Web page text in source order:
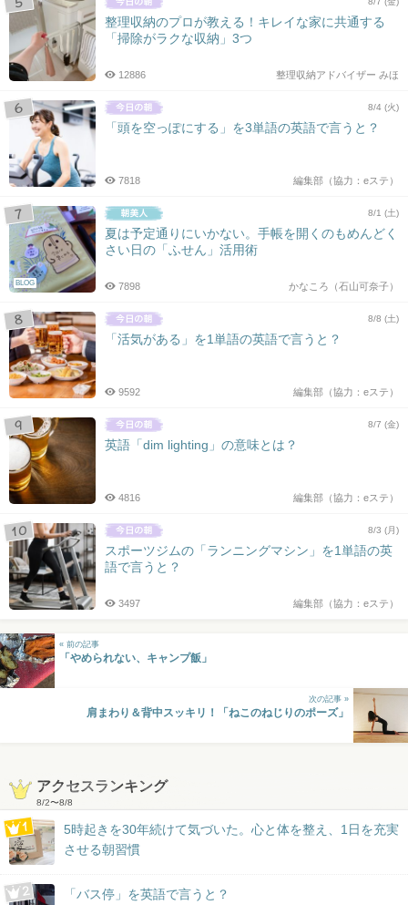
整理収納のプロが教える！キレイな家に共通する
「掃除がラクな収納」3つ
整理収納アドバイザー みほ
12886
8/4 (火)
「頭を空っぽにする」を3単語の英語で言うと？
編集部（協力：eステ）
7818
BLOG
8/1 (土)
夏は予定通りにいかない。手帳を開くのもめんどく
さい日の「ふせん」活用術
かなころ（石山可奈子）
7898
8/8 (土)
「活気がある」を1単語の英語で言うと？
編集部（協力：eステ）
9592
8/7 (金)
英語「dim lighting」の意味とは？
編集部（協力：eステ）
4816
8/3 (月)
スポーツジムの「ランニングマシン」を1単語の英
語で言うと？
編集部（協力：eステ）
3497
« 前の記事
「やめられない、キャンプ飯」
次の記事 »
肩まわり＆背中スッキリ！「ねこのねじりのポーズ」
アクセスランキング
8/2〜8/8
5時起きを30年続けて気づいた。心と体を整え、1日を充実
させる朝習慣
「バス停」を英語で言うと？